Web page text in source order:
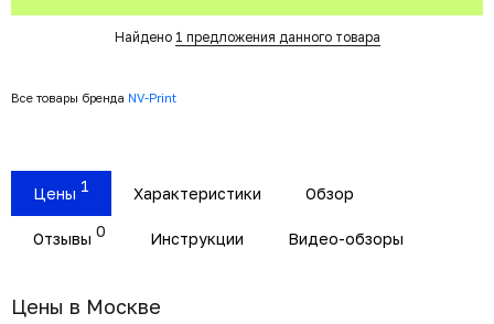
Найдено 1 предложения данного товара
Все товары бренда NV-Print
Цены 1 Характеристики Обзор
Отзывы 0 Инструкции Видео-обзоры
Цены в Москвe